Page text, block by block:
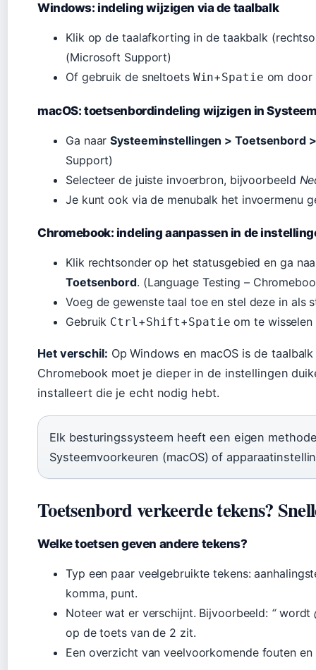
Windows: indeling wijzigen via de taalbalk
Klik op de taalafkorting in de taakbalk
(Microsoft Support)
Of gebruik de sneltoets Win+Spatie om door
macOS: toetsenbordindeling wijzigen in
Ga naarSysteeminstellingen > Toetsenbord
Support)
Selecteer de juiste invoerbron, bijvoorbeeld
Je kunt ook via de menubalk het invoermenu
Chromebook: indeling aanpassen in de
Klik rechtsonder op het statusgebied en ga
Toetsenbord. (Language Testing –
Voeg de gewenste taal toe en stel deze in als
Gebruik Ctrl+Shift+Spatie om te
Het verschil: Op Windows en macOS is de
Chromebook moet je dieper in de instellingen
installeert die je echt nodig hebt.
Elk besturingssysteem heeft een eigen
Systeemvoorkeuren (macOS) of
Toetsenbord verkeerde tekens?
Welke toetsen geven andere tekens?
Typ een paar veelgebruikte tekens:
komma, punt.
Noteer wat er verschijnt. Bijvoorbeeld: “wordt
op de toets van de 2 zit.
Een overzicht van veelvoorkomende fouten en